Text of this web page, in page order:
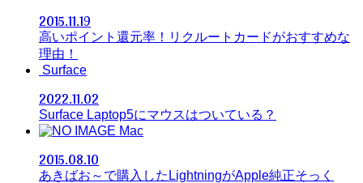
2015.11.19
高いポイント還元率！リクルートカードがおすすめな
理由！
Surface
2022.11.02
Surface Laptop5にマウスはついている？
Mac
2015.08.10
あきばお～で購入したLightningがApple純正そっく